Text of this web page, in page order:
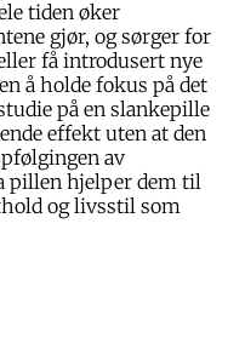
tiden øker
gjør, og sørger for
få introdusert nye
å holde fokus på det
på en slankepille
effekt uten at den
av
pillen hjelper dem til
og livsstil som